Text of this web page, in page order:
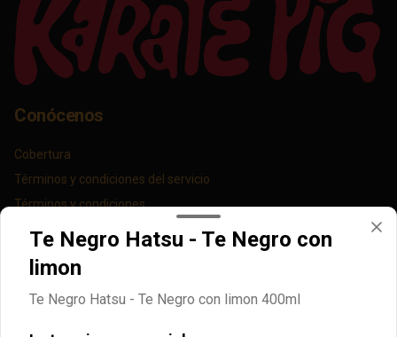
Conócenos
Cobertura
Términos y condiciones del servicio
Términos y condiciones
Política de privacidad
Redes sociales
Instagram
Te Negro Hatsu - Te Negro con
limon
Te Negro Hatsu - Te Negro con limon 400ml